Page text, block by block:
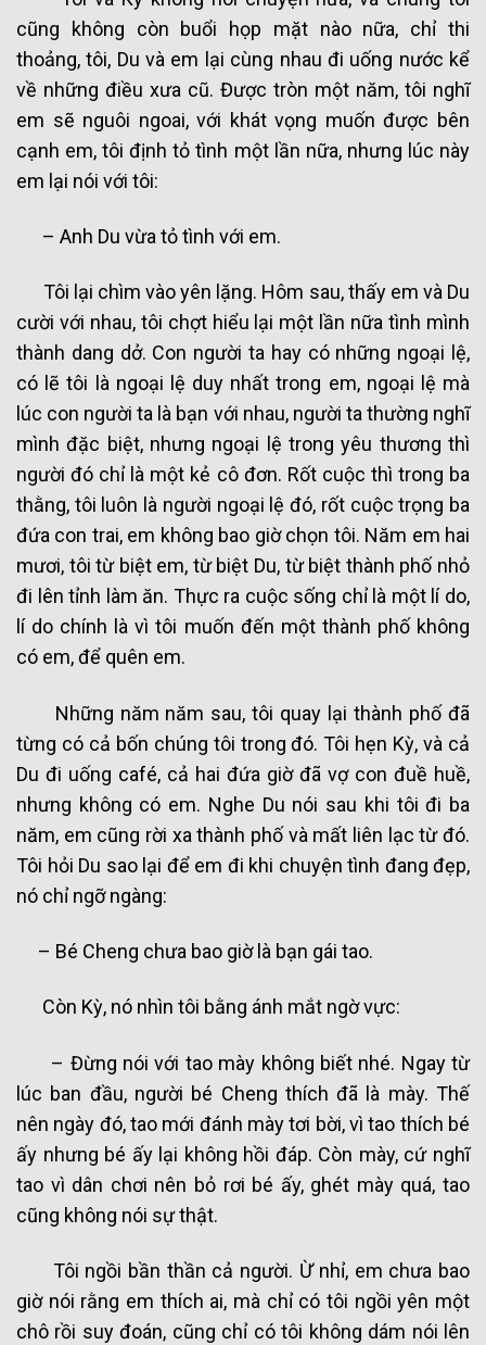
cũng không còn buổi họp mặt nào nữa, chỉ thi
thoảng, tôi, Du và em lại cùng nhau đi uống nước kể
về những điều xưa cũ. Được tròn một năm, tôi nghĩ
em sẽ nguôi ngoai, với khát vọng muốn được bên
cạnh em, tôi định tỏ tình một lần nữa, nhưng lúc này
em lại nói với tôi:
– Anh Du vừa tỏ tình với em.
Tôi lại chìm vào yên lặng. Hôm sau, thấy em và Du
cười với nhau, tôi chợt hiểu lại một lần nữa tình mình
thành dang dở. Con người ta hay có những ngoại lệ,
có lẽ tôi là ngoại lệ duy nhất trong em, ngoại lệ mà
lúc con người ta là bạn với nhau, người ta thường nghĩ
mình đặc biệt, nhưng ngoại lệ trong yêu thương thì
người đó chỉ là một kẻ cô đơn. Rốt cuộc thì trong ba
thằng, tôi luôn là người ngoại lệ đó, rốt cuộc trọng ba
đứa con trai, em không bao giờ chọn tôi. Năm em hai
mươi, tôi từ biệt em, từ biệt Du, từ biệt thành phố nhỏ
đi lên tỉnh làm ăn. Thực ra cuộc sống chỉ là một lí do,
lí do chính là vì tôi muốn đến một thành phố không
có em, để quên em.
Những năm năm sau, tôi quay lại thành phố đã
từng có cả bốn chúng tôi trong đó. Tôi hẹn Kỳ, và cả
Du đi uống café, cả hai đứa giờ đã vợ con đuề huề,
nhưng không có em. Nghe Du nói sau khi tôi đi ba
năm, em cũng rời xa thành phố và mất liên lạc từ đó.
Tôi hỏi Du sao lại để em đi khi chuyện tình đang đẹp,
nó chỉ ngỡ ngàng:
– Bé Cheng chưa bao giờ là bạn gái tao.
Còn Kỳ, nó nhìn tôi bằng ánh mắt ngờ vực:
– Đừng nói với tao mày không biết nhé. Ngay từ
lúc ban đầu, người bé Cheng thích đã là mày. Thế
nên ngày đó, tao mới đánh mày tơi bời, vì tao thích bé
ấy nhưng bé ấy lại không hồi đáp. Còn mày, cứ nghĩ
tao vì dân chơi nên bỏ rơi bé ấy, ghét mày quá, tao
cũng không nói sự thật.
Tôi ngồi bần thần cả người. Ừ nhỉ, em chưa bao
giờ nói rằng em thích ai, mà chỉ có tôi ngồi yên một
chô rồi suy đoán, cũng chỉ có tôi không dám nói lên